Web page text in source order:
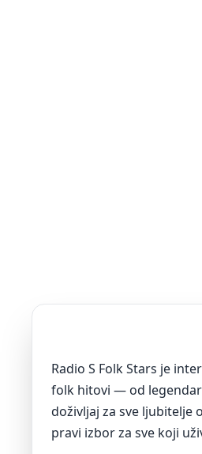
Radio S Folk Stars je
folk hitovi — od
doživljaj za sve ljubitelje
pravi izbor za sve koji